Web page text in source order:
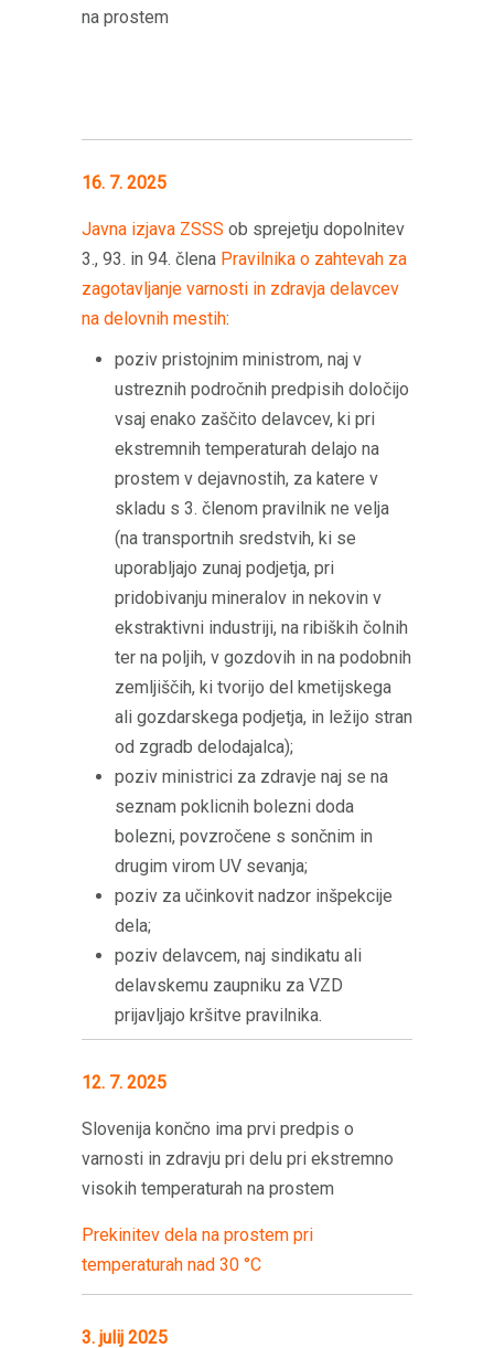
na prostem
16. 7. 2025
Javna izjava ZSSS ob sprejetju dopolnitev
3., 93. in 94. člena Pravilnika o zahtevah za
zagotavljanje varnosti in zdravja delavcev
na delovnih mestih:
poziv pristojnim ministrom, naj v
ustreznih področnih predpisih določijo
vsaj enako zaščito delavcev, ki pri
ekstremnih temperaturah delajo na
prostem v dejavnostih, za katere v
skladu s 3. členom pravilnik ne velja
(na transportnih sredstvih, ki se
uporabljajo zunaj podjetja, pri
pridobivanju mineralov in nekovin v
ekstraktivni industriji, na ribiških čolnih
ter na poljih, v gozdovih in na podobnih
zemljiščih, ki tvorijo del kmetijskega
ali gozdarskega podjetja, in ležijo stran
od zgradb delodajalca);
poziv ministrici za zdravje naj se na
seznam poklicnih bolezni doda
bolezni, povzročene s sončnim in
drugim virom UV sevanja;
poziv za učinkovit nadzor inšpekcije
dela;
poziv delavcem, naj sindikatu ali
delavskemu zaupniku za VZD
prijavljajo kršitve pravilnika.
12. 7. 2025
Slovenija končno ima prvi predpis o
varnosti in zdravju pri delu pri ekstremno
visokih temperaturah na prostem
Prekinitev dela na prostem pri
temperaturah nad 30 °C
3. julij 2025